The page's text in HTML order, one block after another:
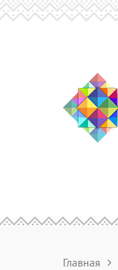
Главная